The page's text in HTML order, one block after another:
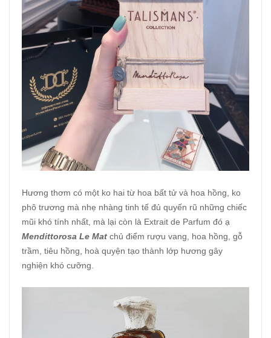
Hương thơm có một ko hai từ hoa bất tử và hoa hồng, ko
phô trương mà nhẹ nhàng tinh tế đủ quyến rũ những chiếc
mũi khó tính nhất, mà lại còn là Extrait de Parfum đó ạ
Mendittorosa Le Mat chủ điểm rượu vang, hoa hồng, gỗ
trầm, tiêu hồng, hoà quyện tạo thành lớp hương gây
nghiện khó cưỡng.